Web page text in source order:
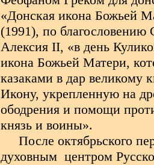
«Донская икона Божьей
(1991), по благословению
Алексия II, «в день
икона Божьей Матери,
казаками в дар великому
Икону, укрепленную на
ободрения и помощи
князь и воины».
После октябрьского
духовным центром